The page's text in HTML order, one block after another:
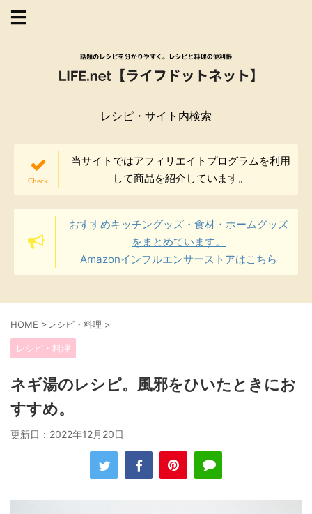
レシピ・サイト内検索
当サイトではアフィリエイトプログラムを利用
して商品を紹介しています。
おすすめキッチングッズ・食材・ホームグッズ
をまとめています。
Amazonインフルエンサーストアはこちら
HOME >レシピ・料理 >
レシピ・料理
ネギ湯のレシピ。風邪をひいたときにお
すすめ。
更新日： 2022年12月20日